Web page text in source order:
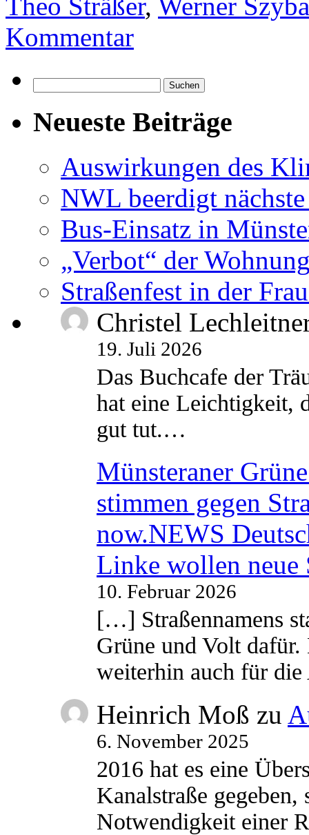
Theo Sträßer, Werner
Kommentar
nach:
Neueste Beiträge
Auswirkungen des
NWL beerdigt
Bus-Einsatz in
„Verbot“ der
Straßenfest in der
Christel
19. Juli 2026
Das Buchcafe der
hat eine Leichtigkeit,
gut tut.…
Münsteraner
stimmen gegen
now.NEWS
Linke wollen neue
10. Februar 2026
[…] Straßennamens
Grüne und Volt
weiterhin auch für
Heinrich Moß zu
6. November 2025
2016 hat es eine
Kanalstraße
Notwendigkeit einer